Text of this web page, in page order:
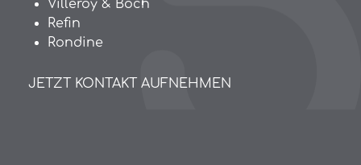
Villeroy & Boch
Refin
Rondine
JETZT KONTAKT AUFNEHMEN